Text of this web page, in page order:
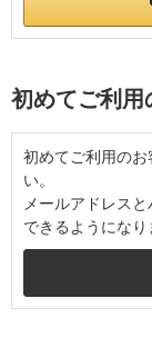
初めてご利用
初めてご利用の
い。
メールアドレス
できるようになり